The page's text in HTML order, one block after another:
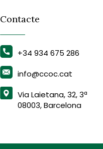
Contacte
+34 934 675 286
info@ccoc.cat
Via Laietana, 32, 3ª
08003, Barcelona